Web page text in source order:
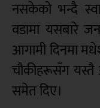
नसकेको भन्दै
वडामा यसबारे
आगामी दिनमा
चौकीहरूसँग यस्तै
समेत दिए।